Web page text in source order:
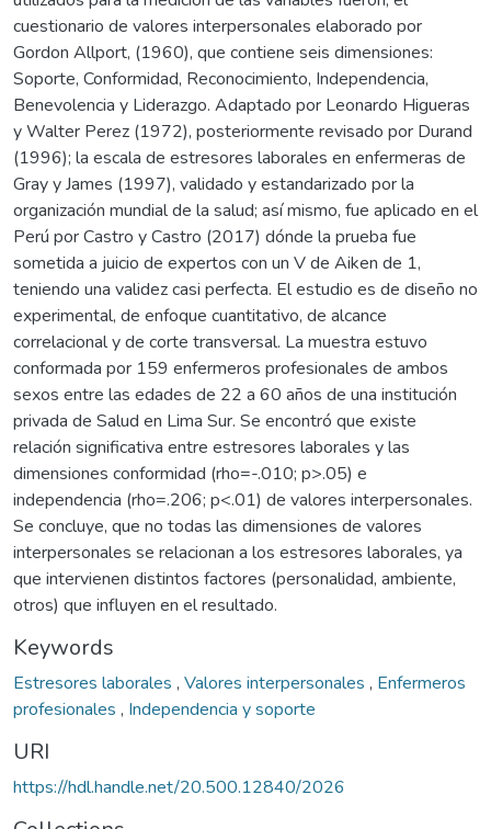
cuestionario de valores interpersonales elaborado por
Gordon Allport, (1960), que contiene seis dimensiones:
Soporte, Conformidad, Reconocimiento, Independencia,
Benevolencia y Liderazgo. Adaptado por Leonardo Higueras
y Walter Perez (1972), posteriormente revisado por Durand
(1996); la escala de estresores laborales en enfermeras de
Gray y James (1997), validado y estandarizado por la
organización mundial de la salud; así mismo, fue aplicado en el
Perú por Castro y Castro (2017) dónde la prueba fue
sometida a juicio de expertos con un V de Aiken de 1,
teniendo una validez casi perfecta. El estudio es de diseño no
experimental, de enfoque cuantitativo, de alcance
correlacional y de corte transversal. La muestra estuvo
conformada por 159 enfermeros profesionales de ambos
sexos entre las edades de 22 a 60 años de una institución
privada de Salud en Lima Sur. Se encontró que existe
relación significativa entre estresores laborales y las
dimensiones conformidad (rho=-.010; p>.05) e
independencia (rho=.206; p<.01) de valores interpersonales.
Se concluye, que no todas las dimensiones de valores
interpersonales se relacionan a los estresores laborales, ya
que intervienen distintos factores (personalidad, ambiente,
otros) que influyen en el resultado.
Keywords
Estresores laborales , Valores interpersonales , Enfermeros
profesionales , Independencia y soporte
URI
https://hdl.handle.net/20.500.12840/2026